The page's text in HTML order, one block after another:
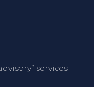
services